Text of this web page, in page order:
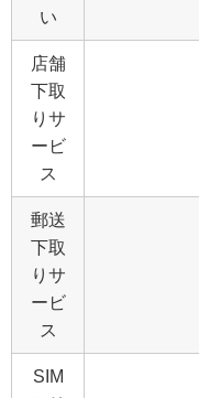
い
店舗
下取
りサ
ービ
ス
郵送
下取
りサ
ービ
ス
SIM